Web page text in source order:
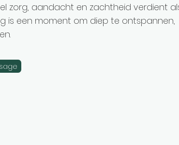
zorg, aandacht en zachtheid verdient
is een moment om diep te ontspannen,